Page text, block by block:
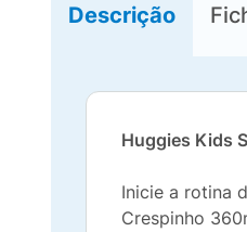
Descrição
Huggies Kids
Inicie a rotina
Crespinho